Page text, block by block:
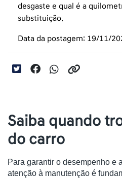
desgaste e qual é a
substituição.
Data da postagem: 19/11/
Saiba quando
do carro
Para garantir o desempenho e
atenção à manutenção é